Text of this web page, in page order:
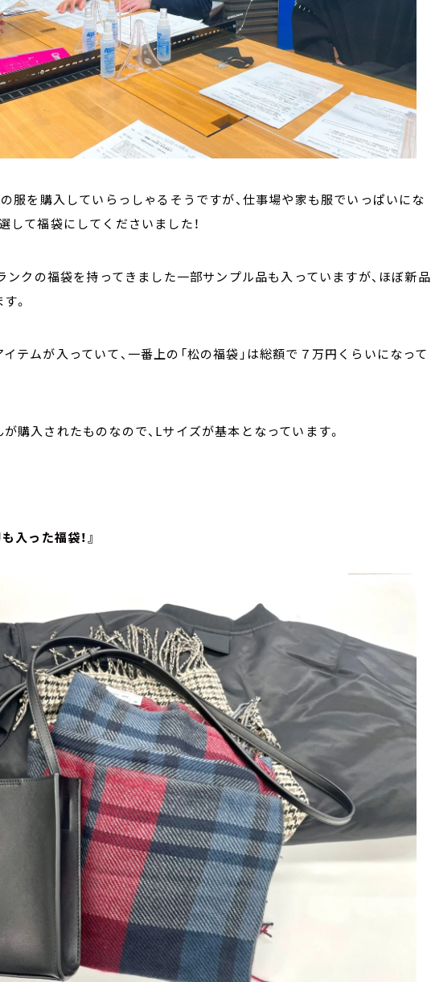
服を購入していらっしゃるそうですが、仕事場や家も服でいっぱいにな
して福袋にしてくださいました！
ンクの福袋を持ってきました一部サンプル品も入っていますが、ほぼ新品
。
ムが入っていて、一番上の「松の福袋」は総額で７万円くらいになって
購入されたものなので、Lサイズが基本となっています。
入った福袋！』